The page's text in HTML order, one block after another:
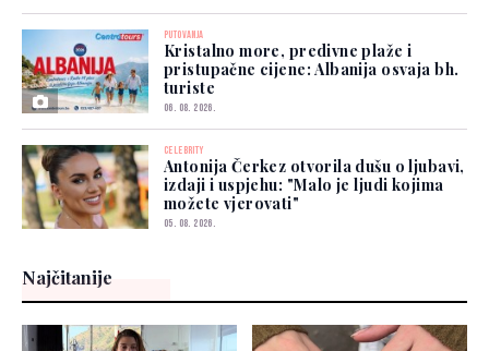
PUTOVANJA
Kristalno more, predivne plaže i
pristupačne cijene: Albanija osvaja bh.
turiste
06. 08. 2026.
CELEBRITY
Antonija Čerkez otvorila dušu o ljubavi,
izdaji i uspjehu: "Malo je ljudi kojima
možete vjerovati"
05. 08. 2026.
Najčitanije